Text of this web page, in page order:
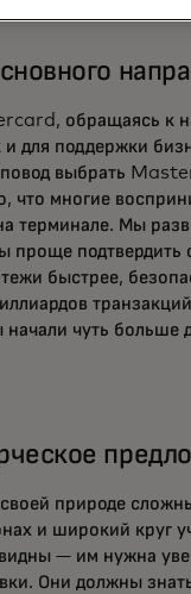
обращаясь к
и для поддержки
повод выбрать
что многие
терминале. Мы
проще подтвердить
быстрее,
чуть больше
природе
и широкий круг
— им нужна
Они должны